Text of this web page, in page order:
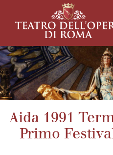
Aida 1991
Primo